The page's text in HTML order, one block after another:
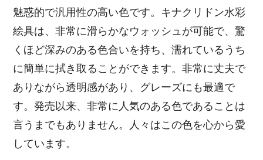
魅惑的で汎用性の高い色です。キナクリドン水彩
絵具は、非常に滑らかなウォッシュが可能で、驚
くほど深みのある色合いを持ち、濡れているうち
に簡単に拭き取ることができます。非常に丈夫で
ありながら透明感があり、グレーズにも最適で
す。発売以来、非常に人気のある色であることは
言うまでもありません。人々はこの色を心から愛
しています。